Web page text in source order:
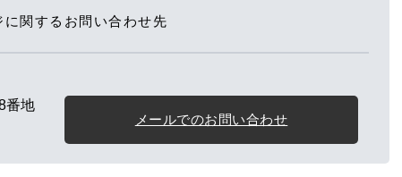
に関するお問い合わせ先
番地
メールでのお問い合わせ